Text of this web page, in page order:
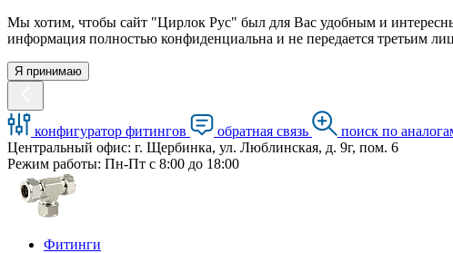
Мы хотим, чтобы сайт "Цирлок Рус" был для Вас удобным и
информация полностью конфиденциальна и не передается третьим
Я принимаю
конфигуратор фитингов обратная связь поиск по
Центральный офис: г. Щербинка, ул. Люблинская, д. 9г, пом. 6
Режим работы: Пн-Пт с 8:00 до 18:00
Фитинги